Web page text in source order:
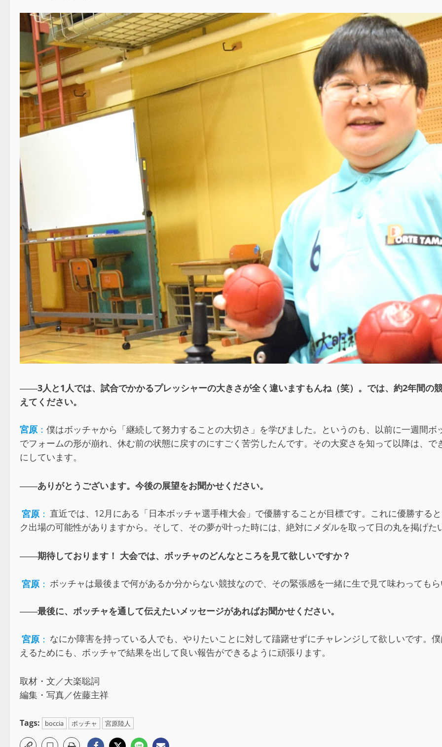
――3人と1人では、試合でかかるプレッシャーの大きさが全く違いますもんね（笑）。では、約2年間の
えてください。
宮原 ： 僕はボッチャから「継続して努力することの大切さ」を学びました。というのも、以前に一週間
でフォームの形が崩れ、休む前の状態に戻すのにすごく苦労したんです。その大変さを知って以降は、
にしています。
――ありがとうございます。今後の展望をお聞かせください。
宮原： 直近では、12月にある「日本ボッチャ選手権大会」で優勝することが目標です。これに優勝する
ク出場の可能性がありますから。そして、その夢が叶った時には、絶対にメダルを取って日の丸を掲げ
――期待しております！ 大会では、ボッチャのどんなところを見て欲しいですか？
宮原： ボッチャは最後まで何があるか分からない競技なので、その緊張感を一緒に生で見て味わっても
――最後に、ボッチャを通して伝えたいメッセージがあればお聞かせください。
宮原： なにか障害を持っている人でも、やりたいことに対して躊躇せずにチャレンジして欲しいです。
えるためにも、ボッチャで結果を出して良い報告ができるように頑張ります。
取材・文／大楽聡詞
編集・写真／佐藤主祥
Tags: boccia ボッチャ 宮原陸人